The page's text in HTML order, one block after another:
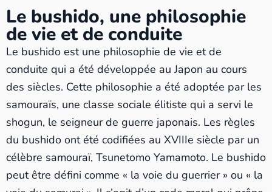
Le bushido, une philosophie
de vie et de conduite
Le bushido est une philosophie de vie et de
conduite qui a été développée au Japon au cours
des siècles. Cette philosophie a été adoptée par les
samouraïs, une classe sociale élitiste qui a servi le
shogun, le seigneur de guerre japonais. Les règles
du bushido ont été codifiées au XVIIIe siècle par un
célèbre samouraï, Tsunetomo Yamamoto. Le bushido
peut être défini comme « la voie du guerrier » ou « la